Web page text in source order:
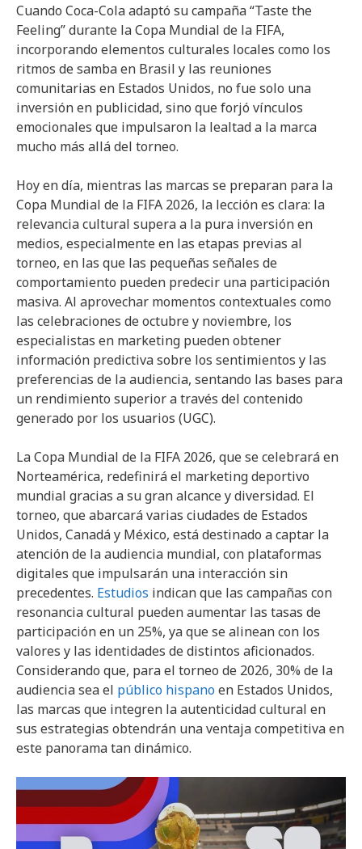
Cuando Coca-Cola adaptó su campaña “Taste the
Feeling” durante la Copa Mundial de la FIFA,
incorporando elementos culturales locales como los
ritmos de samba en Brasil y las reuniones
comunitarias en Estados Unidos, no fue solo una
inversión en publicidad, sino que forjó vínculos
emocionales que impulsaron la lealtad a la marca
mucho más allá del torneo.
Hoy en día, mientras las marcas se preparan para la
Copa Mundial de la FIFA 2026, la lección es clara: la
relevancia cultural supera a la pura inversión en
medios, especialmente en las etapas previas al
torneo, en las que las pequeñas señales de
comportamiento pueden predecir una participación
masiva. Al aprovechar momentos contextuales como
las celebraciones de octubre y noviembre, los
especialistas en marketing pueden obtener
información predictiva sobre los sentimientos y las
preferencias de la audiencia, sentando las bases para
un rendimiento superior a través del contenido
generado por los usuarios (UGC).
La Copa Mundial de la FIFA 2026, que se celebrará en
Norteamérica, redefinirá el marketing deportivo
mundial gracias a su gran alcance y diversidad. El
torneo, que abarcará varias ciudades de Estados
Unidos, Canadá y México, está destinado a captar la
atención de la audiencia mundial, con plataformas
digitales que impulsarán una interacción sin
precedentes. Estudios indican que las campañas con
resonancia cultural pueden aumentar las tasas de
participación en un 25%, ya que se alinean con los
valores y las identidades de distintos aficionados.
Considerando que, para el torneo de 2026, 30% de la
audiencia sea el público hispanoen Estados Unidos,
las marcas que integren la autenticidad cultural en
sus estrategias obtendrán una ventaja competitiva en
este panorama tan dinámico.